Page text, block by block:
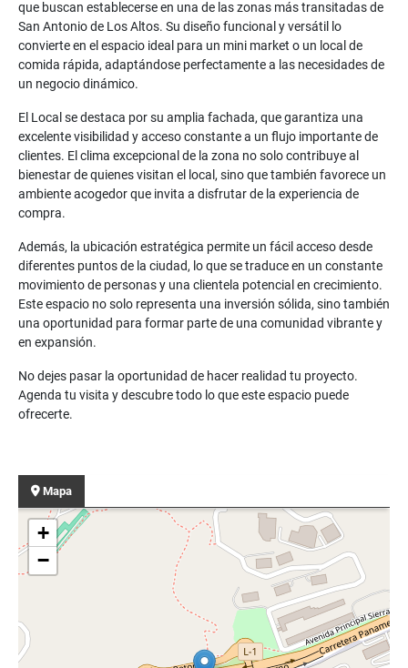
que buscan establecerse en una de las zonas más transitadas de
San Antonio de Los Altos. Su diseño funcional y versátil lo
convierte en el espacio ideal para un mini market o un local de
comida rápida, adaptándose perfectamente a las necesidades de
un negocio dinámico.
El Local se destaca por su amplia fachada, que garantiza una
excelente visibilidad y acceso constante a un flujo importante de
clientes. El clima excepcional de la zona no solo contribuye al
bienestar de quienes visitan el local, sino que también favorece un
ambiente acogedor que invita a disfrutar de la experiencia de
compra.
Además, la ubicación estratégica permite un fácil acceso desde
diferentes puntos de la ciudad, lo que se traduce en un constante
movimiento de personas y una clientela potencial en crecimiento.
Este espacio no solo representa una inversión sólida, sino también
una oportunidad para formar parte de una comunidad vibrante y
en expansión.
No dejes pasar la oportunidad de hacer realidad tu proyecto.
Agenda tu visita y descubre todo lo que este espacio puede
ofrecerte.
Mapa
+
−